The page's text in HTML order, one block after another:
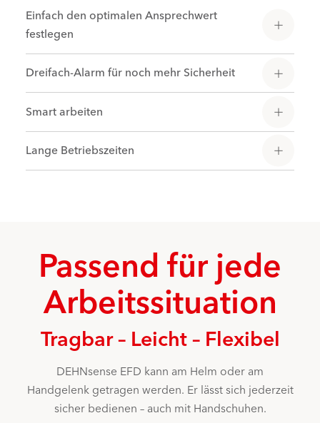
Einfach den optimalen Ansprechwert
festlegen
Dreifach-Alarm für noch mehr Sicherheit
Smart arbeiten
Lange Betriebszeiten
Passend für jede
Arbeitssituation
Tragbar – Leicht – Flexibel
DEHNsense EFD kann am Helm oder am
Handgelenk getragen werden. Er lässt sich jederzeit
sicher bedienen – auch mit Handschuhen.